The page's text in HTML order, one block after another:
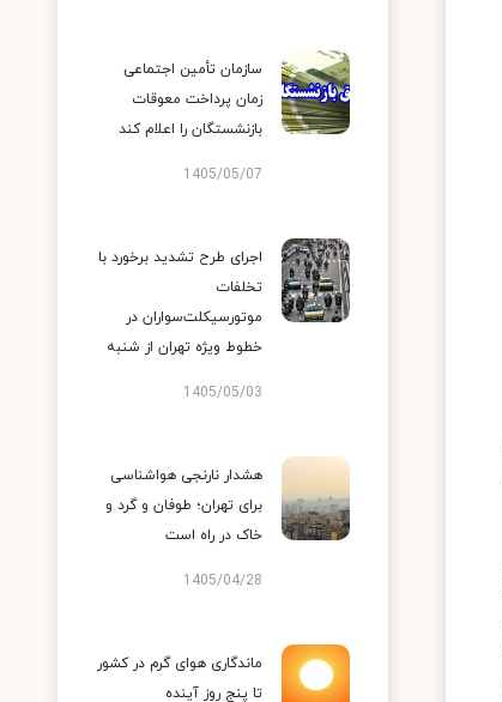
سازمان تأمین اجتماعی
زمان پرداخت معوقات
بازنشستگان را اعلام کند
1405/05/07
اجرای طرح تشدید برخورد با
تخلفات
موتورسیکلت‌سواران در
خطوط ویژه تهران از شنبه
1405/05/03
هشدار نارنجی هواشناسی
برای تهران؛ طوفان و گرد و
خاک در راه است
1405/04/28
ماندگاری هوای گرم در کشور
تا پنج روز آینده